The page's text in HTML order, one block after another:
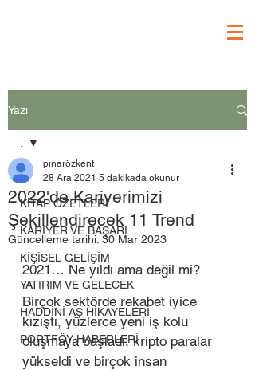
Yazı
.
KİTAP ÖZETLERİ
KARİYER VE BAŞARI
KİŞİSEL GELİŞİM
YATIRIM VE GELECEK
HADDİNİ AŞ HİKAYELERİ
PORTFÖY HABERLERİ
2022'de Kariyerimizi
Şekillendirecek 11 Trend
pınarözkent
28 Ara 2021 5 dakikada okunur
Güncelleme tarihi: 30 Mar 2023
2021… Ne yıldı ama değil mi?
Birçok sektörde rekabet iyice
kızıştı, yüzlerce yeni iş kolu
oluşmaya başladı, kripto paralar
yükseldi ve birçok insan